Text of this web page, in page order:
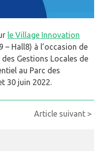
le Village Innovation
– Hall8) à l’occasion de
Gestions Locales de
au Parc des
30 juin 2022.
Article suivant >